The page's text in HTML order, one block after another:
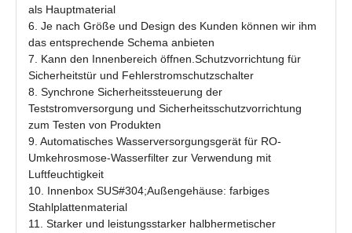
als Hauptmaterial
6. Je nach Größe und Design des Kunden können wir ihm
das entsprechende Schema anbieten
7. Kann den Innenbereich öffnen.Schutzvorrichtung für
Sicherheitstür und Fehlerstromschutzschalter
8. Synchrone Sicherheitssteuerung der
Teststromversorgung und Sicherheitsschutzvorrichtung
zum Testen von Produkten
9. Automatisches Wasserversorgungsgerät für RO-
Umkehrosmose-Wasserfilter zur Verwendung mit
Luftfeuchtigkeit
10. Innenbox SUS#304;Außengehäuse: farbiges
Stahlplattenmaterial
11. Starker und leistungsstarker halbhermetischer